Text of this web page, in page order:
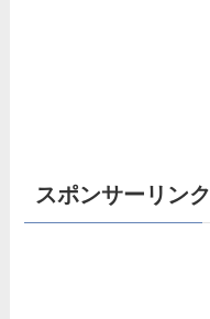
スポンサーリンク